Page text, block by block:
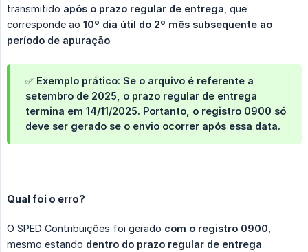
transmitido após o prazo regular de entrega , que
corresponde ao 10º dia útil do 2º mês subsequente ao
período de apuração.
✅ Exemplo prático: Se o arquivo é referente a
setembro de 2025 , o prazo regular de entrega
termina em 14/11/2025. Portanto, o registro 0900 só
deve ser gerado se o envio ocorrer após essa data.
Qual foi o erro?
O SPED Contribuições foi gerado com o registro 0900
mesmo estando dentro do prazo regular de entrega.